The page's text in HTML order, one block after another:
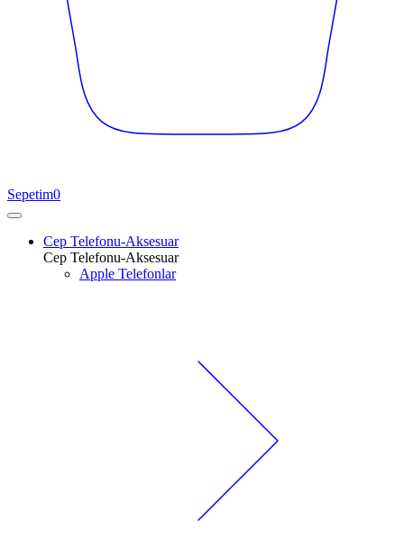
Sepetim0
Cep Telefonu-Aksesuar
Cep Telefonu-Aksesuar
Apple Telefonlar